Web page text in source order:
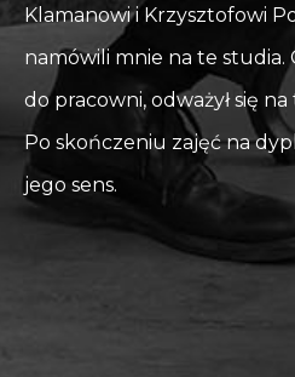
Klamanowi i Krzysztofowi
namówili mnie na te studia.
do pracowni, odważył się
Po skończeniu zajęć na
jego sens.